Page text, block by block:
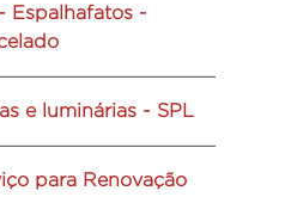
Espalhafatos -
e luminárias - SPL
para Renovação